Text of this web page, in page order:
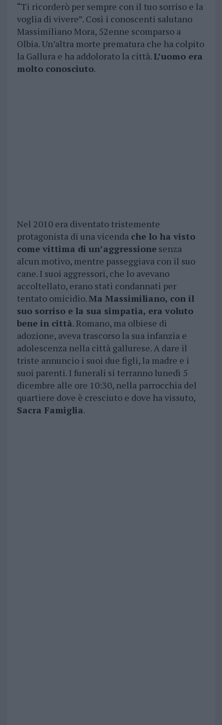
“Ti ricorderò per sempre con il tuo sorriso e la
voglia di vivere”. Così i conoscenti salutano
Massimiliano Mora, 52enne scomparso a
Olbia. Un’altra morte prematura che ha colpito
la Gallura e ha addolorato la città.L’uomo era
molto conosciuto.
Nel 2010 era diventato tristemente
protagonista di una vicenda che lo ha visto
come vittima di un’aggressionesenza
alcun motivo, mentre passeggiava con il suo
cane. I suoi aggressori, che lo avevano
accoltellato, erano stati condannati per
tentato omicidio.Ma Massimiliano, con il
suo sorriso e la sua simpatia, era voluto
bene in città. Romano, ma olbiese di
adozione, aveva trascorso la sua infanzia e
adolescenza nella città gallurese. A dare il
triste annuncio i suoi due figli, la madre e i
suoi parenti. I funerali si terranno lunedì 5
dicembre alle ore 10:30, nella parrocchia del
quartiere dove è cresciuto e dove ha vissuto,
Sacra Famiglia.